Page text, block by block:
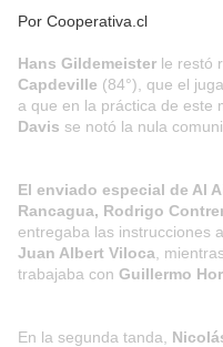
Por Cooperativa.cl
Hans Gildemeister le restó
Capdeville (84°), que el
a que en la práctica de este
Davis se notó la nula
El enviado especial de Al
Rancagua, Rodrigo
entregaba las instrucciones
Juan Albert Viloca ,
trabajaba con Guillermo
En la segunda tanda,